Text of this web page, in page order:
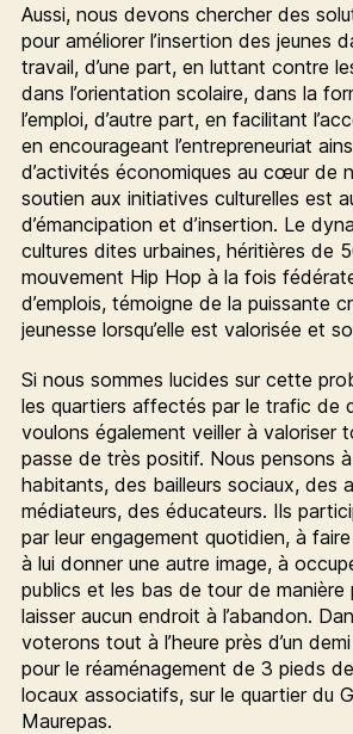
Aussi, nous devons chercher des
pour améliorer l’insertion des jeunes
travail, d’une part, en luttant contre
dans l’orientation scolaire, dans la
l’emploi, d’autre part, en facilitant
en encourageant l’entrepreneuriat
d’activités économiques au cœur de
soutien aux initiatives culturelles est
d’émancipation et d’insertion. Le
cultures dites urbaines, héritières de
mouvement Hip Hop à la fois
d’emplois, témoigne de la puissante
jeunesse lorsqu’elle est valorisée et
Si nous sommes lucides sur cette
les quartiers affectés par le trafic de
voulons également veiller à valoriser
passe de très positif. Nous pensons à
habitants, des bailleurs sociaux, des
médiateurs, des éducateurs. Ils
par leur engagement quotidien, à
à lui donner une autre image, à
publics et les bas de tour de manière
laisser aucun endroit à l’abandon.
voterons tout à l’heure près d’un demi
pour le réaménagement de 3 pieds
locaux associatifs, sur le quartier du
Maurepas.